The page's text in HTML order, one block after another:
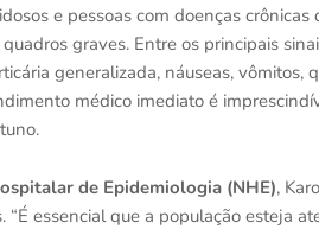
e pessoas com doenças
graves. Entre os principais
generalizada, náuseas, vômitos,
médico imediato é
de Epidemiologia (NHE),
essencial que a população esteja